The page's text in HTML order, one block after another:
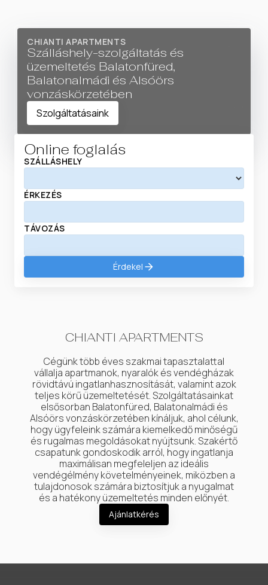
CHIANTI APARTMENTS
Szálláshely-szolgáltatás és
üzemeltetés Balatonfüred,
Balatonalmádi és Alsóörs
vonzáskörzetében
Szolgáltatásaink
Online foglalás
SZÁLLÁSHELY
ÉRKEZÉS
TÁVOZÁS
Érdekel
CHIANTI APARTMENTS
Cégünk több éves szakmai tapasztalattal
vállalja apartmanok, nyaralók és vendégházak
rövidtávú ingatlanhasznosítását, valamint azok
teljes körű üzemeltetését. Szolgáltatásainkat
elsősorban Balatonfüred, Balatonalmádi és
Alsóörs vonzáskörzetében kínáljuk, ahol célunk,
hogy ügyfeleink számára kiemelkedő minőségű
és rugalmas megoldásokat nyújtsunk. Szakértő
csapatunk gondoskodik arról, hogy ingatlanja
maximálisan megfeleljen az ideális
vendégélmény követelményeinek, miközben a
tulajdonosok számára biztosítjuk a nyugalmat
és a hatékony üzemeltetés minden előnyét.
Ajánlatkérés